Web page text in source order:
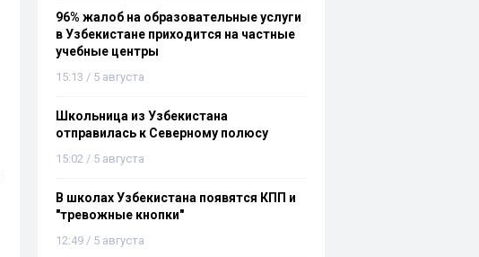
96% жалоб на образовательные услуги
в Узбекистане приходится на частные
учебные центры
15:13 / 5 августа
Школьница из Узбекистана
отправилась к Северному полюсу
15:02 / 5 августа
В школах Узбекистана появятся КПП и
"тревожные кнопки"
12:49 / 5 августа